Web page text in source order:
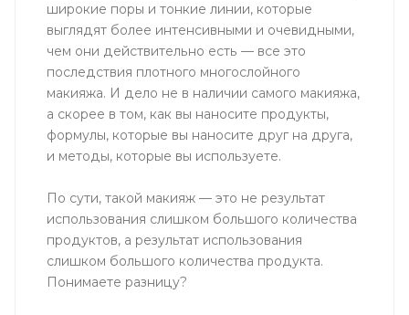
широкие поры и тонкие линии, которые
выглядят более интенсивными и очевидными,
чем они действительно есть — все это
последствия плотного многослойного
макияжа. И дело не в наличии самого макияжа,
а скорее в том, как вы наносите продукты,
формулы, которые вы наносите друг на друга,
и методы, которые вы используете.
По сути, такой макияж — это не результат
использования слишком большого количества
продуктов, а результат использования
слишком большого количества продукта.
Понимаете разницу?